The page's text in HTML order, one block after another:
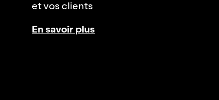
et vos clients
En savoir plus